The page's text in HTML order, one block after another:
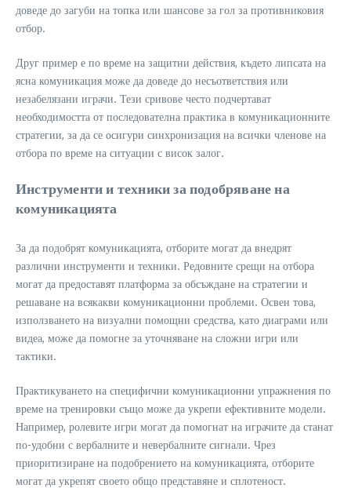
доведе до загуби на топка или шансове за гол за противниковия
отбор.
Друг пример е по време на защитни действия, където липсата на
ясна комуникация може да доведе до несъответствия или
незабелязани играчи. Тези сривове често подчертават
необходимостта от последователна практика в комуникационните
стратегии, за да се осигури синхронизация на всички членове на
отбора по време на ситуации с висок залог.
Инструменти и техники за подобряване на
комуникацията
За да подобрят комуникацията, отборите могат да внедрят
различни инструменти и техники. Редовните срещи на отбора
могат да предоставят платформа за обсъждане на стратегии и
решаване на всякакви комуникационни проблеми. Освен това,
използването на визуални помощни средства, като диаграми или
видеа, може да помогне за уточняване на сложни игри или
тактики.
Практикуването на специфични комуникационни упражнения по
време на тренировки също може да укрепи ефективните модели.
Например, ролевите игри могат да помогнат на играчите да станат
по-удобни с вербалните и невербалните сигнали. Чрез
приоритизиране на подобрението на комуникацията, отборите
могат да укрепят своето общо представяне и сплотеност.